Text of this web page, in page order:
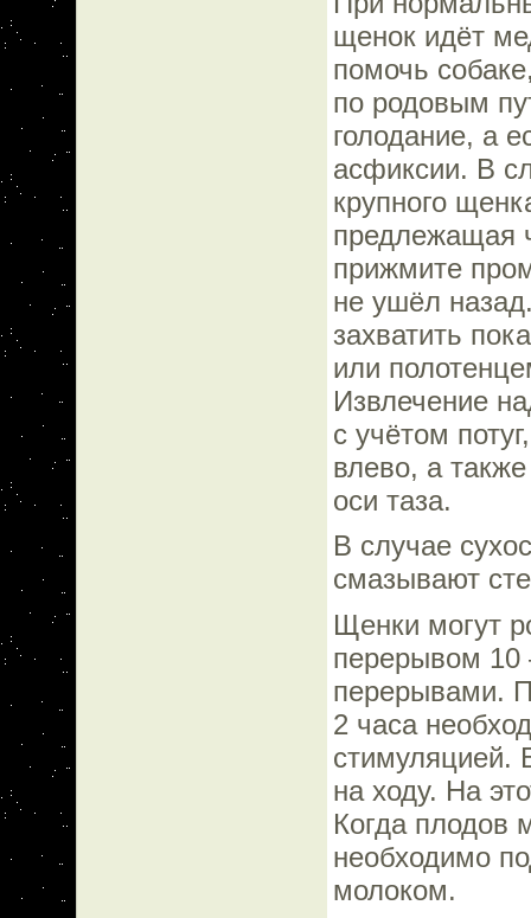
щенок идёт
помочь
по родовым
голодание, а
асфиксии. В
крупного
предлежащая
прижмите
не ушёл
захватить
или
Извлечение
с учётом
влево, а
оси таза.
В случае
смазывают
Щенки могут
перерывом 10
перерывами.
2 часа
стимуляцией.
на ходу. На
Когда плодов
необходимо
молоком.